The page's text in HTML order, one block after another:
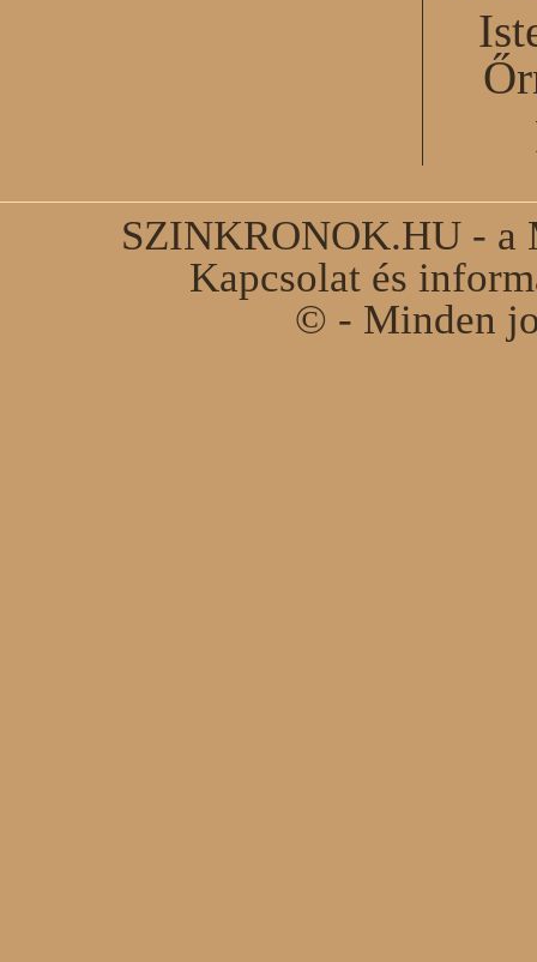
SZINKRONOK.HU - a
Kapcsolat és
© - Minden